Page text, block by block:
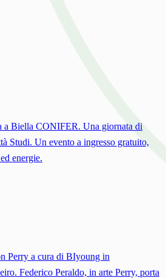
Biella CONIFER. Una giornata di
Studi. Un evento a ingresso gratuito,
energie.
Perry a cura di BIyoung in
Federico Peraldo, in arte Perry, porta